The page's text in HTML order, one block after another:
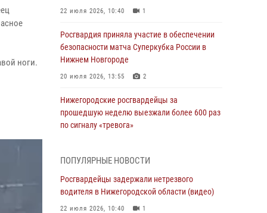
ноги.
22 июля 2026, 10:40 1
Росгвардия приняла участие в обеспечении
безопасности матча Суперкубка России в
Нижнем Новгороде
20 июля 2026, 13:55 2
Нижегородские росгвардейцы за
прошедшую неделю выезжали более 600 раз
по сигналу «тревога»
В Нижегородской области сотрудники
Росгвардии «по горячим следам» задержали
правонарушителя за стрельбу
17 июля 2026, 05:17
ПОПУЛЯРНЫЕ НОВОСТИ
Росгвардейцы задержали нетрезвого
водителя в Нижегородской области (видео)
22 июля 2026, 10:40 1